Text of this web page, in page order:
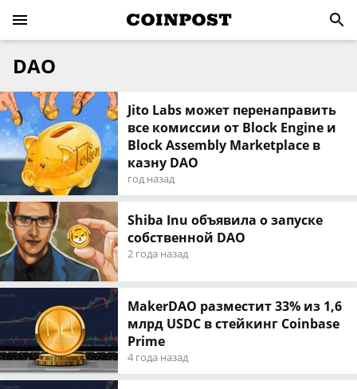
DAO
Jito Labs может перенаправить
все комиссии от Block Engine и
Block Assembly Marketplace в
казну DAO
год назад
Shiba Inu объявила о запуске
собственной DAO
2 года назад
MakerDAO разместит 33% из 1,6
млрд USDC в стейкинг Coinbase
Prime
4 года назад